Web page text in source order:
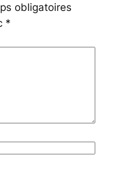
obligatoires
*